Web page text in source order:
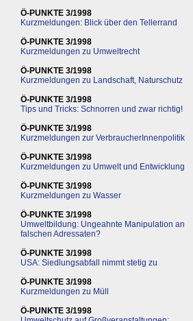
Ö-PUNKTE 3/1998
Kurzmeldungen: Blick über den Tellerrand
Ö-PUNKTE 3/1998
Kurzmeldungen zu Umweltrecht
Ö-PUNKTE 3/1998
Kurzmeldungen zu Landschaft, Naturschutz
Ö-PUNKTE 3/1998
Tips und Tricks: Schnorren und zwar richtig!
Ö-PUNKTE 3/1998
Kurzmeldungen zur VerbraucherInnenpolitik
Ö-PUNKTE 3/1998
Kurzmeldungen zu Umwelt und Entwicklung
Ö-PUNKTE 3/1998
Kurzmeldungen zu Wasser
Ö-PUNKTE 3/1998
Umweltbildung: Ungeahnte Manipulation an
falschen Adressaten?
Ö-PUNKTE 3/1998
USA: Siedlungsabfall nimmt stetig zu
Ö-PUNKTE 3/1998
Kurzmeldungen zu Müll
Ö-PUNKTE 3/1998